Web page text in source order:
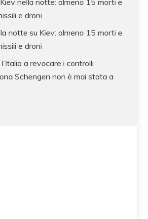
nella notte: almeno 15 morti e
e droni
notte su Kiev: almeno 15 morti e
e droni
a revocare i controlli
Schengen non è mai stata a